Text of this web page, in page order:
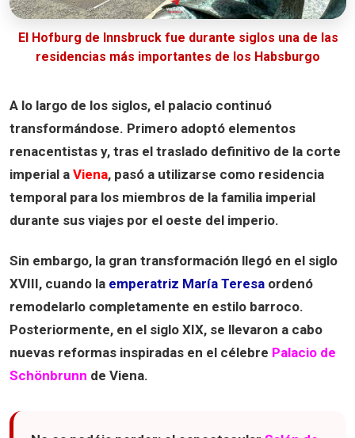
El Hofburg de Innsbruck fue durante siglos una de las
residencias más importantes de los Habsburgo
A lo largo de los siglos, el palacio continuó
transformándose. Primero adoptó elementos
renacentistas y, tras el traslado definitivo de la corte
imperial a Viena, pasó a utilizarse como residencia
temporal para los miembros de la familia imperial
durante sus viajes por el oeste del imperio.
Sin embargo, la gran transformación llegó en el siglo
XVIII, cuando la emperatriz María Teresa ordenó
remodelarlo completamente en estilo barroco.
Posteriormente, en el siglo XIX, se llevaron a cabo
nuevas reformas inspiradas en el célebre Palacio de
Schönbrunn de Viena.